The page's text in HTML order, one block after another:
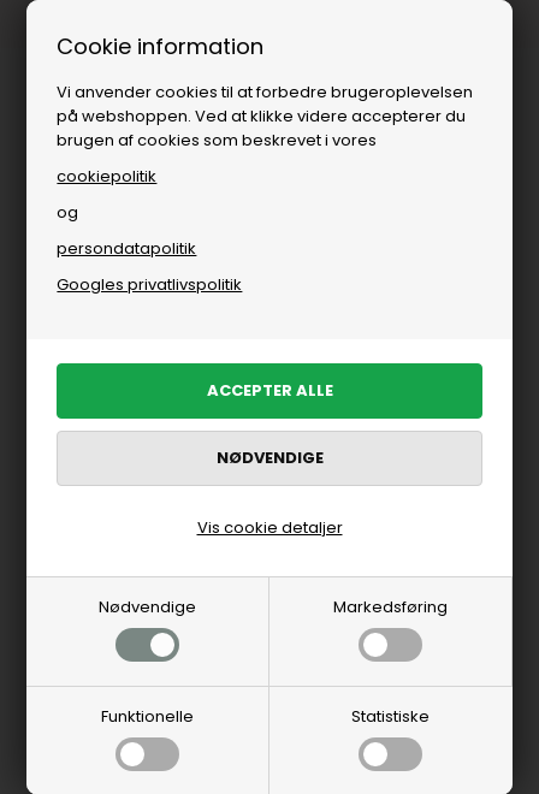
Cookie information
Vi anvender cookies til at forbedre brugeroplevelsen
på webshoppen. Ved at klikke videre accepterer du
brugen af cookies som beskrevet i vores
cookiepolitik
og
persondatapolitik
Googles privatlivspolitik
Nødvendige Markedsføring
Funktionelle Statistiske
Vis cookie detaljer